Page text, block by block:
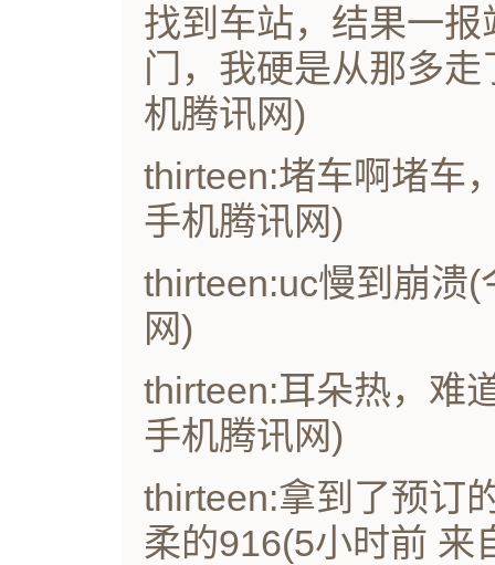
找到车站，结果一
门，我硬是从那多
机腾讯网)
thirteen:堵车啊堵车
手机腾讯网)
thirteen:uc慢到崩溃
网)
thirteen:耳朵热，难
手机腾讯网)
thirteen:拿到了预订
柔的916(5小时前 来